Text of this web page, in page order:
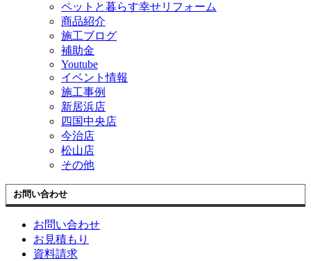
ペットと暮らす幸せリフォーム
商品紹介
施工ブログ
補助金
Youtube
イベント情報
施工事例
新居浜店
四国中央店
今治店
松山店
その他
お問い合わせ
お問い合わせ
お見積もり
資料請求